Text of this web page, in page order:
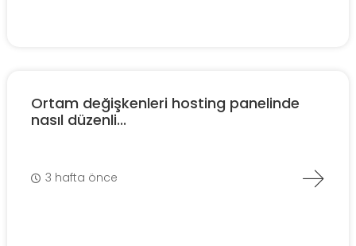
Ortam değişkenleri hosting panelinde
nasıl düzenli...
3 hafta önce